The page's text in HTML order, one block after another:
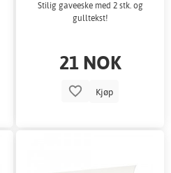
Stilig gaveeske med 2 stk. og
gulltekst!
21 NOK
Kjøp